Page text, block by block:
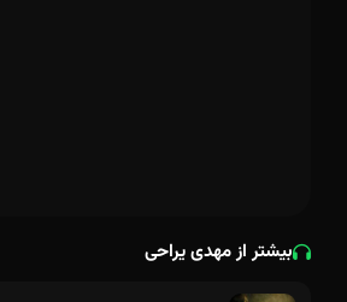
بیشتر از مهدی یراحی